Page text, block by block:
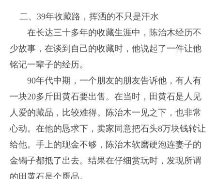
二、39年收藏路，挥洒的不只是汗水
在长达三十多年的收藏生涯中，陈治木经历不
少故事，在谈到自己的收藏时，他说起了一件让他
铭记一辈子的经历。
90年代中期，一个朋友的朋友告诉他，有人有
一块20多斤田黄石要出售。在当时，田黄石是人见
人爱的藏品，比较难得。陈治木一见之下，也非常
心动。在他的恳求下，卖家同意把石头8万块钱转让
给他。手上的现金不够，陈治木软磨硬泡连妻子的
金镯子都抵了出去。结果在仔细赏玩时，发现所谓
的田黄石是个赝品。